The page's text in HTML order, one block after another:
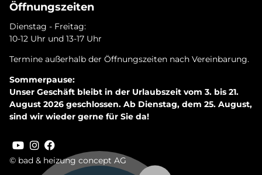
© bad & heizung concept AG
Öffnungszeiten
Dienstag - Freitag:
10-12 Uhr und 13-17 Uhr
Termine außerhalb der Öffnungszeiten nach Vereinbarung.
Sommerpause:
Unser Geschäft bleibt in der Urlaubszeit vom 3. bis 21.
August 2026 geschlossen. Ab Dienstag, dem 25. August,
sind wir wieder gerne für Sie da!